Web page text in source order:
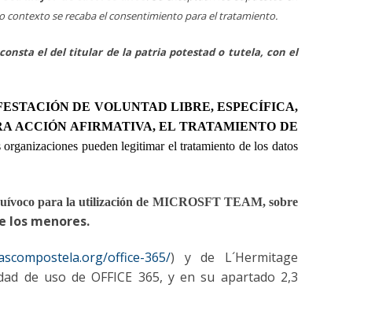
contexto se recaba el consentimiento para el tratamiento.
el del titular de la patria potestad o tutela, con el
DE VOLUNTAD LIBRE, ESPECÍFICA,
ACCIÓN AFIRMATIVA, EL TRATAMIENTO DE
pueden legitimar el tratamiento de los datos
para la utilización de MICROSFT TEAM, sobre
los menores.
office-365/) y de L´Hermitage
de uso de OFFICE 365, y en su apartado 2,3